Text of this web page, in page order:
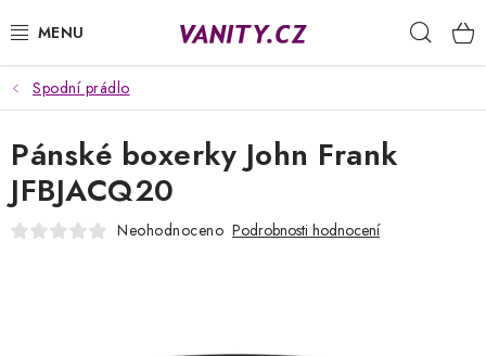
na
KABELKY
SPODNÍ PRÁDLO
PUNČOCHY
Spodní prádlo
Pánské boxerky John Frank
JFBJACQ20
Neohodnoceno Podrobnosti hodnocení